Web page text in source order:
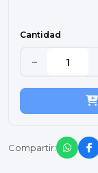
Cantidad
−
Compartir: